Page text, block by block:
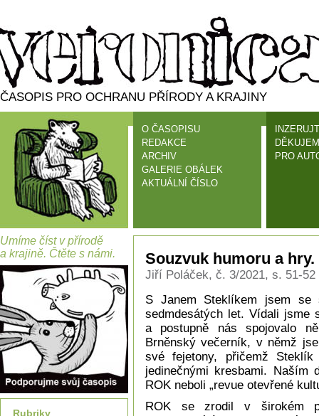
ČASOPIS PRO OCHRANU PŘÍRODY A KRAJINY
O ČASOPISU
REDAKCE
ARCHIV
GALERIE OBÁLEK
AKTUÁLNÍ ČÍSLO
PRO
Umíme číst v přírodě
a krajině. Čtěte s námi.
Rubriky
Souzvuk humoru a
Jiří Poláček, č. 3/2021, s. 51-52
S Janem Steklíkem jsem se
sedmdesátých let. Vídali jsme
a postupně nás spojovalo
Brněnský večerník, v němž
své fejetony, přičemž
jedinečnými kresbami. Naším
ROK neboli „revue otevřené
ROK se zrodil v širokém